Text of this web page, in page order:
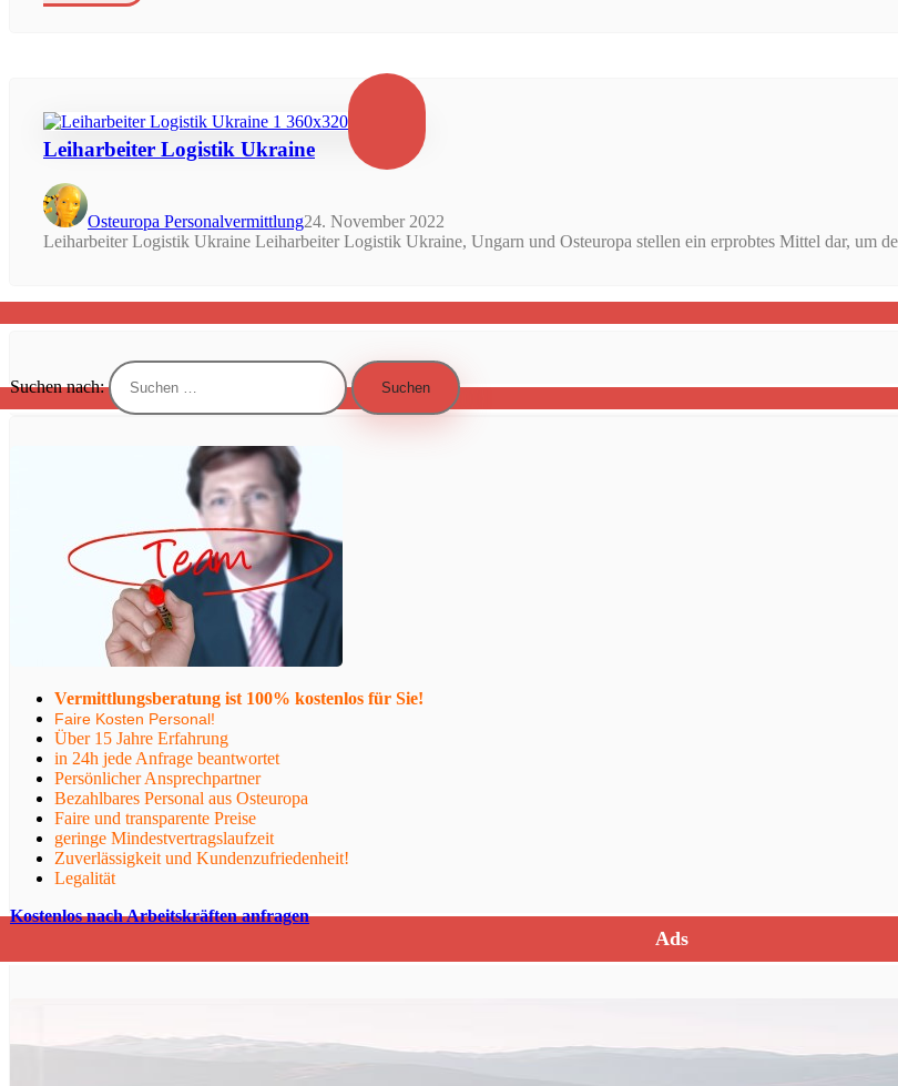
Leiharbeiter Logistik Ukraine
Osteuropa Personalvermittlung24. November 2022
Leiharbeiter Logistik Ukraine Leiharbeiter Logistik Ukraine, Ungarn und Osteuropa stellen ein erprobtes Mittel dar, um
Suchen nach:
Vermittlungsberatung ist 100% kostenlos für Sie!
Faire Kosten Personal!
Über 15 Jahre Erfahrung
in 24h jede Anfrage beantwortet
Persönlicher Ansprechpartner
Bezahlbares Personal aus Osteuropa
Faire und transparente Preise
geringe Mindestvertragslaufzeit
Zuverlässigkeit und Kundenzufriedenheit!
Legalität
Kostenlos nach Arbeitskräften anfragen
Ads